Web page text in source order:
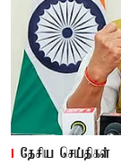
தேசிய செய்திகள்